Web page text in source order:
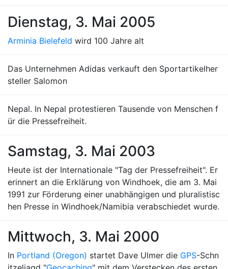
Dienstag, 3. Mai 2005
Arminia Bielefeld wird 100 Jahre alt
Das Unternehmen Adidas verkauft den Sportartikelher
steller Salomon
Nepal. In Nepal protestieren Tausende von Menschen f
ür die Pressefreiheit.
Samstag, 3. Mai 2003
Heute ist der Internationale "Tag der Pressefreiheit". Er
erinnert an die Erklärung von Windhoek, die am 3. Mai
1991 zur Förderung einer unabhängigen und pluralistisc
hen Presse in Windhoek/Namibia verabschiedet wurde.
Mittwoch, 3. Mai 2000
In Portland (Oregon) startet Dave Ulmer die GPS-Schn